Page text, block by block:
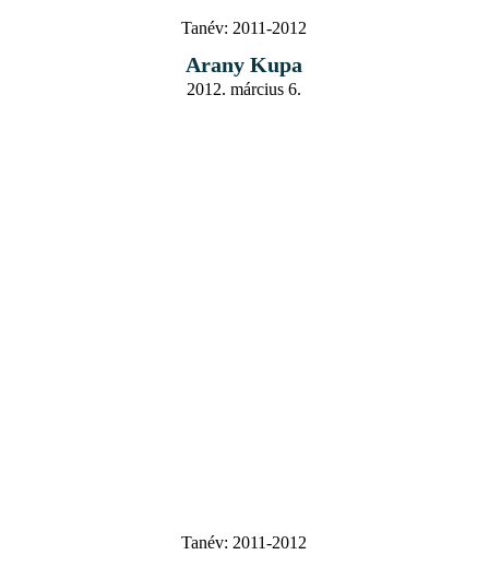
Tanév: 2011-2012
Arany Kupa
2012. március 6.
Tanév: 2011-2012